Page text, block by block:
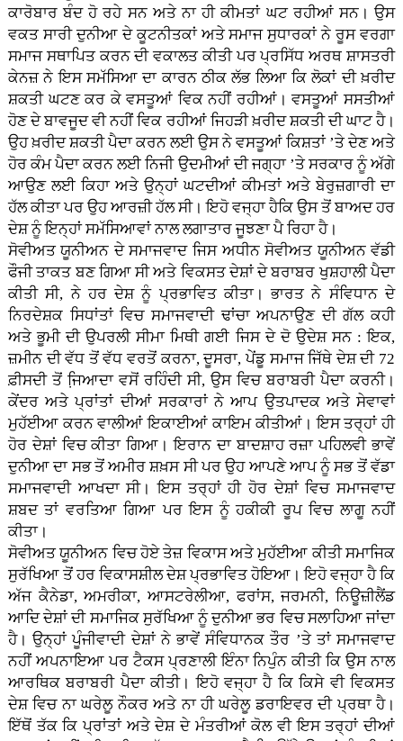
ਕਾਰੋਬਾਰ ਬੰਦ ਹੋ ਰਹੇ ਸਨ ਅਤੇ ਨਾ ਹੀ ਕੀਮਤਾਂ ਘਟ ਰਹੀਆਂ ਸਨ। ਉਸ
ਵਕਤ ਸਾਰੀ ਦੁਨੀਆ ਦੇ ਕੂਟਨੀਤਕਾਂ ਅਤੇ ਸਮਾਜ ਸੁਧਾਰਕਾਂ ਨੇ ਰੂਸ ਵਰਗਾ
ਸਮਾਜ ਸਥਾਪਿਤ ਕਰਨ ਦੀ ਵਕਾਲਤ ਕੀਤੀ ਪਰ ਪ੍ਰਸਿੱਧ ਅਰਥ ਸ਼ਾਸਤਰੀ
ਕੇਨਜ਼ ਨੇ ਇਸ ਸਮੱਸਿਆ ਦਾ ਕਾਰਨ ਠੀਕ ਲੱਭ ਲਿਆ ਕਿ ਲੋਕਾਂ ਦੀ ਖ਼ਰੀਦ
ਸ਼ਕਤੀ ਘਟਣ ਕਰ ਕੇ ਵਸਤੂਆਂ ਵਿਕ ਨਹੀਂ ਰਹੀਆਂ। ਵਸਤੂਆਂ ਸਸਤੀਆਂ
ਹੋਣ ਦੇ ਬਾਵਜੂਦ ਵੀ ਨਹੀਂ ਵਿਕ ਰਹੀਆਂ ਜਿਹੜੀ ਖ਼ਰੀਦ ਸ਼ਕਤੀ ਦੀ ਘਾਟ ਹੈ।
ਉਹ ਖ਼ਰੀਦ ਸ਼ਕਤੀ ਪੈਦਾ ਕਰਨ ਲਈ ਉਸ ਨੇ ਵਸਤੂਆਂ ਕਿਸ਼ਤਾਂ ’ਤੇ ਦੇਣ ਅਤੇ
ਹੋਰ ਕੰਮ ਪੈਦਾ ਕਰਨ ਲਈ ਨਿਜੀ ਉਦਮੀਆਂ ਦੀ ਜਗ੍ਹਾ ’ਤੇ ਸਰਕਾਰ ਨੂੰ ਅੱਗੇ
ਆਉਣ ਲਈ ਕਿਹਾ ਅਤੇ ਉਨ੍ਹਾਂ ਘਟਦੀਆਂ ਕੀਮਤਾਂ ਅਤੇ ਬੇਰੁਜ਼ਗਾਰੀ ਦਾ
ਹੱਲ ਕੀਤਾ ਪਰ ਉਹ ਆਰਜ਼ੀ ਹੱਲ ਸੀ। ਇਹੋ ਵਜ੍ਹਾ ਹੈਕਿ ਉਸ ਤੋਂ ਬਾਅਦ ਹਰ
ਦੇਸ਼ ਨੂੰ ਇਨ੍ਹਾਂ ਸਮੱਸਿਆਵਾਂ ਨਾਲ ਲਗਾਤਾਰ ਜੂਝਣਾ ਪੈ ਰਿਹਾ ਹੈ।
ਸੋਵੀਅਤ ਯੂਨੀਅਨ ਦੇ ਸਮਾਜਵਾਦ ਜਿਸ ਅਧੀਨ ਸੋਵੀਅਤ ਯੂਨੀਅਨ ਵੱਡੀ
ਫੌਜੀ ਤਾਕਤ ਬਣ ਗਿਆ ਸੀ ਅਤੇ ਵਿਕਸਤ ਦੇਸ਼ਾਂ ਦੇ ਬਰਾਬਰ ਖੁਸ਼ਹਾਲੀ ਪੈਦਾ
ਕੀਤੀ ਸੀ, ਨੇ ਹਰ ਦੇਸ਼ ਨੂੰ ਪ੍ਰਭਾਵਿਤ ਕੀਤਾ। ਭਾਰਤ ਨੇ ਸੰਵਿਧਾਨ ਦੇ
ਨਿਰਦੇਸ਼ਕ ਸਿਧਾਂਤਾਂ ਵਿਚ ਸਮਾਜਵਾਦੀ ਢਾਂਚਾ ਅਪਨਾਉਣ ਦੀ ਗੱਲ ਕਹੀ
ਅਤੇ ਭੂਮੀ ਦੀ ਉਪਰਲੀ ਸੀਮਾ ਮਿਥੀ ਗਈ ਜਿਸ ਦੇ ਦੋ ਉਦੇਸ਼ ਸਨ : ਇਕ,
ਜ਼ਮੀਨ ਦੀ ਵੱਧ ਤੋਂ ਵੱਧ ਵਰਤੋਂ ਕਰਨਾ, ਦੂਸਰਾ, ਪੇਂਡੂ ਸਮਾਜ ਜਿੱਥੇ ਦੇਸ਼ ਦੀ 72
ਫ਼ੀਸਦੀ ਤੋਂ ਜਿ਼ਆਦਾ ਵਸੋਂ ਰਹਿੰਦੀ ਸੀ, ਉਸ ਵਿਚ ਬਰਾਬਰੀ ਪੈਦਾ ਕਰਨੀ।
ਕੇਂਦਰ ਅਤੇ ਪ੍ਰਾਂਤਾਂ ਦੀਆਂ ਸਰਕਾਰਾਂ ਨੇ ਆਪ ਉਤਪਾਦਕ ਅਤੇ ਸੇਵਾਵਾਂ
ਮੁਹੱਈਆ ਕਰਨ ਵਾਲੀਆਂ ਇਕਾਈਆਂ ਕਾਇਮ ਕੀਤੀਆਂ। ਇਸ ਤਰ੍ਹਾਂ ਹੀ
ਹੋਰ ਦੇਸ਼ਾਂ ਵਿਚ ਕੀਤਾ ਗਿਆ। ਇਰਾਨ ਦਾ ਬਾਦਸ਼ਾਹ ਰਜ਼ਾ ਪਹਿਲਵੀ ਭਾਵੇਂ
ਦੁਨੀਆ ਦਾ ਸਭ ਤੋਂ ਅਮੀਰ ਸ਼ਖ਼ਸ ਸੀ ਪਰ ਉਹ ਆਪਣੇ ਆਪ ਨੂੰ ਸਭ ਤੋਂ ਵੱਡਾ
ਸਮਾਜਵਾਦੀ ਆਖਦਾ ਸੀ। ਇਸ ਤਰ੍ਹਾਂ ਹੀ ਹੋਰ ਦੇਸ਼ਾਂ ਵਿਚ ਸਮਾਜਵਾਦ
ਸ਼ਬਦ ਤਾਂ ਵਰਤਿਆ ਗਿਆ ਪਰ ਇਸ ਨੂੰ ਹਕੀਕੀ ਰੂਪ ਵਿਚ ਲਾਗੂ ਨਹੀਂ
ਕੀਤਾ।
ਸੋਵੀਅਤ ਯੂਨੀਅਨ ਵਿਚ ਹੋਏ ਤੇਜ਼ ਵਿਕਾਸ ਅਤੇ ਮੁਹੱਈਆ ਕੀਤੀ ਸਮਾਜਿਕ
ਸੁਰੱਖਿਆ ਤੋਂ ਹਰ ਵਿਕਾਸਸ਼ੀਲ ਦੇਸ਼ ਪ੍ਰਭਾਵਿਤ ਹੋਇਆ। ਇਹੋ ਵਜ੍ਹਾ ਹੈ ਕਿ
ਅੱਜ ਕੈਨੇਡਾ, ਅਮਰੀਕਾ, ਆਸਟਰੇਲੀਆ, ਫਰਾਂਸ, ਜਰਮਨੀ, ਨਿਊਜ਼ੀਲੈਂਡ
ਆਦਿ ਦੇਸ਼ਾਂ ਦੀ ਸਮਾਜਿਕ ਸੁਰੱਖਿਆ ਨੂੰ ਦੁਨੀਆ ਭਰ ਵਿਚ ਸਲਾਹਿਆ ਜਾਂਦਾ
ਹੈ। ਉਨ੍ਹਾਂ ਪੂੰਜੀਵਾਦੀ ਦੇਸ਼ਾਂ ਨੇ ਭਾਵੇਂ ਸੰਵਿਧਾਨਕ ਤੌਰ ’ਤੇ ਤਾਂ ਸਮਾਜਵਾਦ
ਨਹੀਂ ਅਪਨਾਇਆ ਪਰ ਟੈਕਸ ਪ੍ਰਣਾਲੀ ਇੰਨਾ ਨਿਪੁੰਨ ਕੀਤੀ ਕਿ ਉਸ ਨਾਲ
ਆਰਥਿਕ ਬਰਾਬਰੀ ਪੈਦਾ ਕੀਤੀ। ਇਹੋ ਵਜ੍ਹਾ ਹੈ ਕਿ ਕਿਸੇ ਵੀ ਵਿਕਸਤ
ਦੇਸ਼ ਵਿਚ ਨਾ ਘਰੇਲੂ ਨੌਕਰ ਅਤੇ ਨਾ ਹੀ ਘਰੇਲੂ ਡਰਾਇਵਰ ਦੀ ਪ੍ਰਥਾ ਹੈ।
ਇੱਥੋਂ ਤੱਕ ਕਿ ਪ੍ਰਾਂਤਾਂ ਅਤੇ ਦੇਸ਼ ਦੇ ਮੰਤਰੀਆਂ ਕੋਲ ਵੀ ਇਸ ਤਰ੍ਹਾਂ ਦੀਆਂ